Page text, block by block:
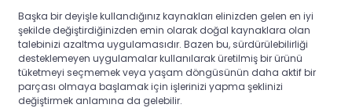
Başka bir deyişlekullandığınız kaynakları elinizden gelen en iyi
şekilde değiştirdiğinizden emin olarak doğal kaynaklara olan
talebinizi azaltma uygulamasıdır. Bazen bu, sürdürülebilirliği
desteklemeyen uygulamalar kullanılarak üretilmiş bir ürünü
tüketmeyi seçmemek veya yaşam döngüsünün daha aktif bir
parçası olmaya başlamak için işlerinizi yapma şeklinizi
değiştirmek anlamına da gelebilir.